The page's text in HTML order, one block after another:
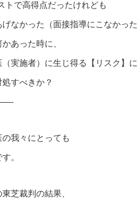
トで高得点だったけれども
げなかった（面接指導にこなかっ
あった時に、
（実施者）に生じ得る【リスク】に
処すべきか？
の我々にとっても
。
芝裁判の結果、